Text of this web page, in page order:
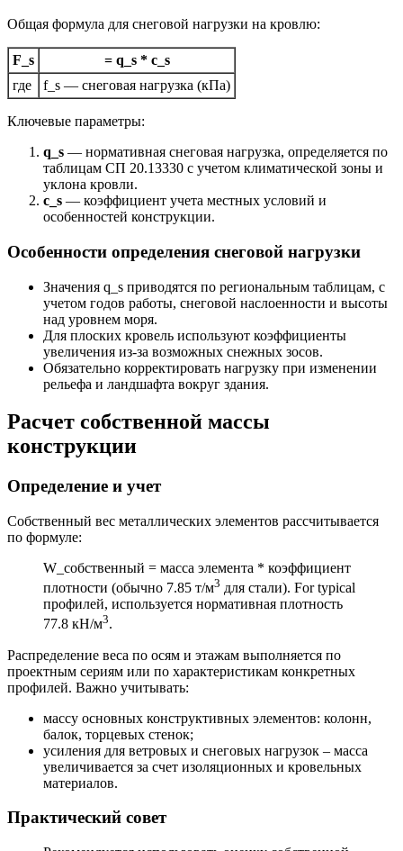
Общая формула для снеговой нагрузки на кровлю:
F_s
= q_s * c_s
где
f_s — снеговая нагрузка (кПа)
Ключевые параметры:
q_s — нормативная снеговая нагрузка, определяется по
таблицам СП 20.13330 с учетом климатической зоны и
уклона кровли.
c_s — коэффициент учета местных условий и
особенностей конструкции.
Особенности определения снеговой нагрузки
Значения q_s приводятся по региональным таблицам, с
учетом годов работы, снеговой наслоенности и высоты
над уровнем моря.
Для плоских кровель используют коэффициенты
увеличения из-за возможных снежных зосов.
Обязательно корректировать нагрузку при изменении
рельефа и ландшафта вокруг здания.
Расчет собственной массы
конструкции
Определение и учет
Собственный вес металлических элементов рассчитывается
по формуле:
W_собственный = масса элемента * коэффициент
плотности (обычно 7.85 т/м3 для стали). For typical
профилей, используется нормативная плотность
77.8 кН/м3.
Распределение веса по осям и этажам выполняется по
проектным сериям или по характеристикам конкретных
профилей. Важно учитывать:
массу основных конструктивных элементов: колонн,
балок, торцевых стенок;
усиления для ветровых и снеговых нагрузок – масса
увеличивается за счет изоляционных и кровельных
материалов.
Практический совет